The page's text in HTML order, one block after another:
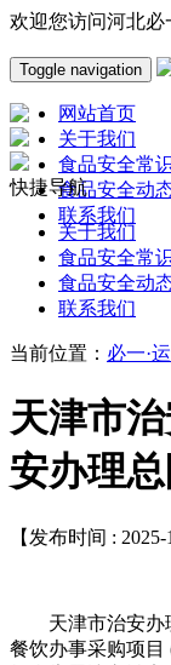
欢迎您访问河北必
Toggle navigation
网站首页
关于我们
食品安全常
食品安全动
联系我们
快捷导航
关于我们
食品安全常
食品安全动
联系我们
当前位置： 必一·
天津市
安办理
【发布时间 :
天津市治安办理
餐饮办事采购项目